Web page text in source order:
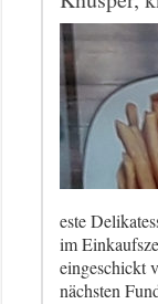
este
im
eingeschickt
nächsten